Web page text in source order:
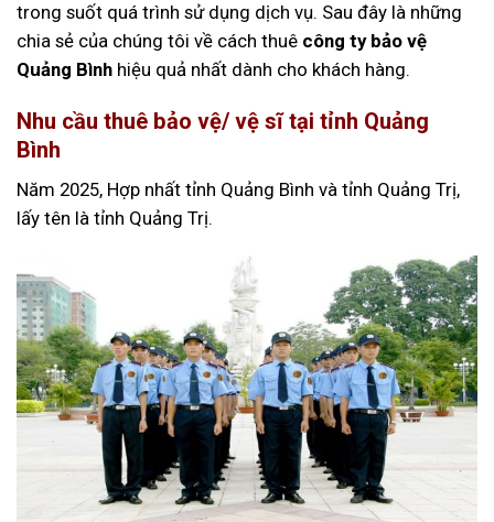
trong suốt quá trình sử dụng dịch vụ. Sau đây là những
chia sẻ của chúng tôi về cách thuê công ty bảo vệ
Quảng Bình hiệu quả nhất dành cho khách hàng.
Nhu cầu thuê bảo vệ/ vệ sĩ tại tỉnh Quảng
Bình
Năm 2025, Hợp nhất tỉnh Quảng Bình và tỉnh Quảng Trị,
lấy tên là tỉnh Quảng Trị.